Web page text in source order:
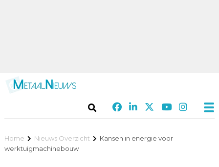
Home Nieuws Overzicht
Kansen in energie voor
werktuigmachinebouw